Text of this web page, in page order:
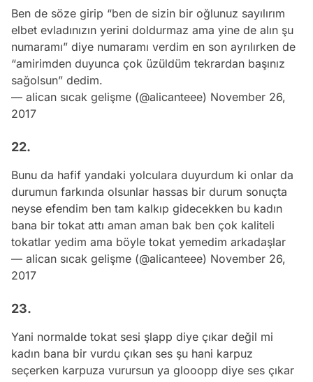
Ben de söze girip “ben de sizin bir oğlunuz sayılırım
elbet evladınızın yerini doldurmaz ama yine de alın şu
numaramı” diye numaramı verdim en son ayrılırken de
“amirimden duyunca çok üzüldüm tekrardan başınız
sağolsun” dedim.
— alican sıcak gelişme (@alicanteee) November 26,
2017
22.
Bunu da hafif yandaki yolculara duyurdum ki onlar da
durumun farkında olsunlar hassas bir durum sonuçta
neyse efendim ben tam kalkıp gidecekken bu kadın
bana bir tokat attı aman aman bak ben çok kaliteli
tokatlar yedim ama böyle tokat yemedim arkadaşlar
— alican sıcak gelişme (@alicanteee) November 26,
2017
23.
Yani normalde tokat sesi şlapp diye çıkar değil mi
kadın bana bir vurdu çıkan ses şu hani karpuz
seçerken karpuza vurursun ya glooopp diye ses çıkar